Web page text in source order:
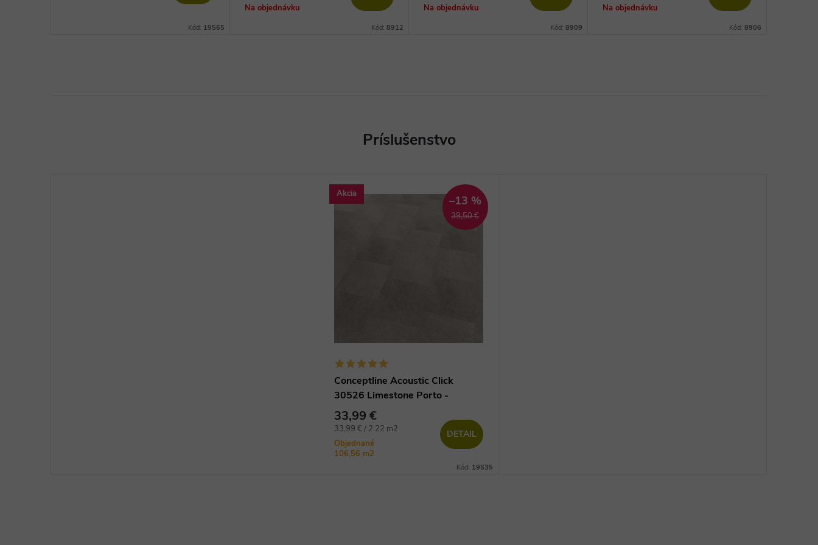
Kód: 19565
cena:
Na objednávku
Kód: 8912
cena:
Na objednávku
Kód: 8909
cena:
Na objednávku
Kód: 8906
Akcia
39,50 €
–13 %
Conceptline Acoustic Click
30526 Limestone Porto -
vinylová podlaha
33,99 €
Jednotková
cena:
33,99 € / 2.22 m2
Objednané
106,56 m2
DETAIL
Kód: 19535